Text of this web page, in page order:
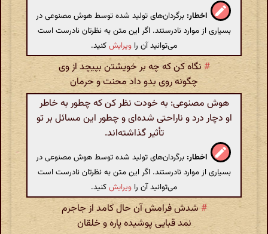
اخطار: برگردان‌های تولید شده توسط هوش مصنوعی در
بسیاری از موارد نادرستند. اگر این متن به نظرتان نادرست است
می‌توانید آن را ویرایشکنید.
# نگاه کن که چه بر خویشتن بپیچد از وی
چگونه روی بدو داد محنت و حرمان
هوش مصنوعی: به خودت نظر کن که چطور به خاطر
او دچار درد و ناراحتی شده‌ای و چطور این مسائل بر تو
تأثیر گذاشته‌اند.
اخطار: برگردان‌های تولید شده توسط هوش مصنوعی در
بسیاری از موارد نادرستند. اگر این متن به نظرتان نادرست است
می‌توانید آن را ویرایشکنید.
# شدش فرامش آن حال کامد از جاجرم
نمد قبایی پوشیده پاره و خلقان